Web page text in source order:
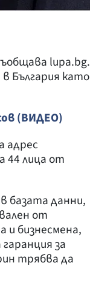
lupa.bg.
България като
(ВИДЕО)
адрес
44 лица от
базата данни,
от
и бизнесмена,
за
трябва да